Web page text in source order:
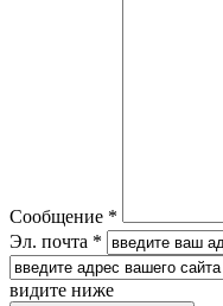
Сообщение *
Эл. почта *
видите ниже